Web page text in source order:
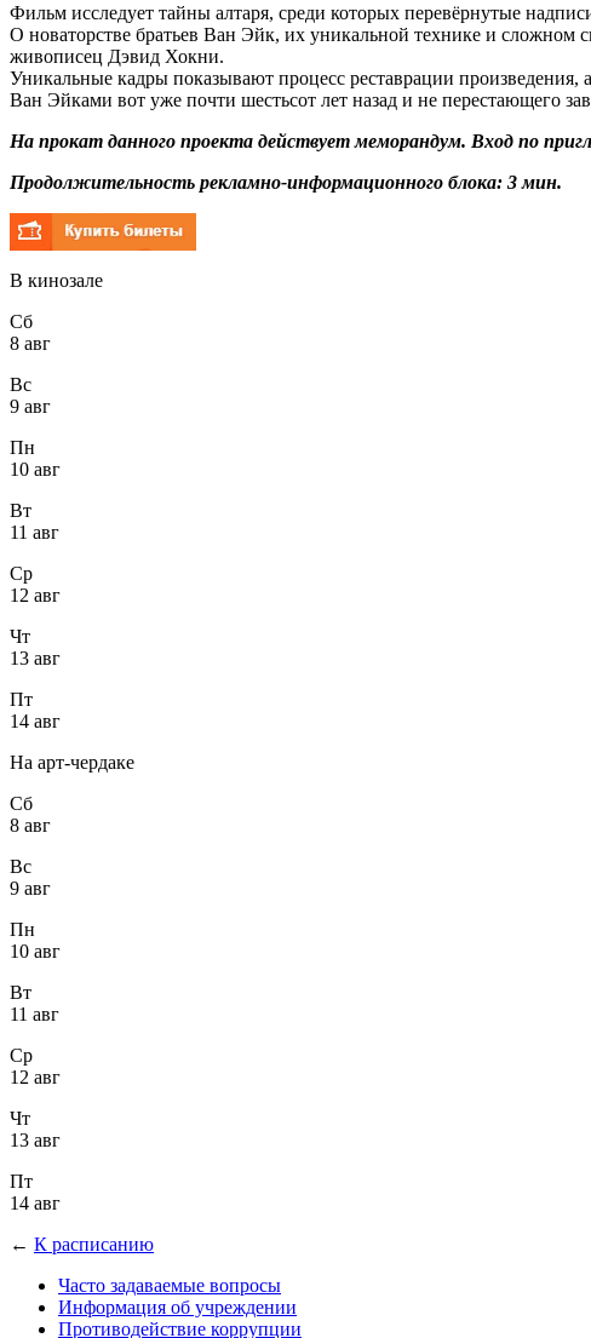
Фильм исследует тайны алтаря, среди которых перевёрнутые
О новаторстве братьев Ван Эйк, их уникальной технике и сложном
живописец Дэвид Хокни.
Уникальные кадры показывают процесс реставрации
Ван Эйками вот уже почти шестьсот лет назад и не перестающего
На прокат данного проекта действует меморандум. Вход по
Продолжительность рекламно-информационного блока: 3 мин.
В кинозале
Сб
8 авг
Вс
9 авг
Пн
10 авг
Вт
11 авг
Ср
12 авг
Чт
13 авг
Пт
14 авг
На арт-чердаке
Сб
8 авг
Вс
9 авг
Пн
10 авг
Вт
11 авг
Ср
12 авг
Чт
13 авг
Пт
14 авг
← К расписанию
Часто задаваемые вопросы
Информация об учреждении
Противодействие коррупции